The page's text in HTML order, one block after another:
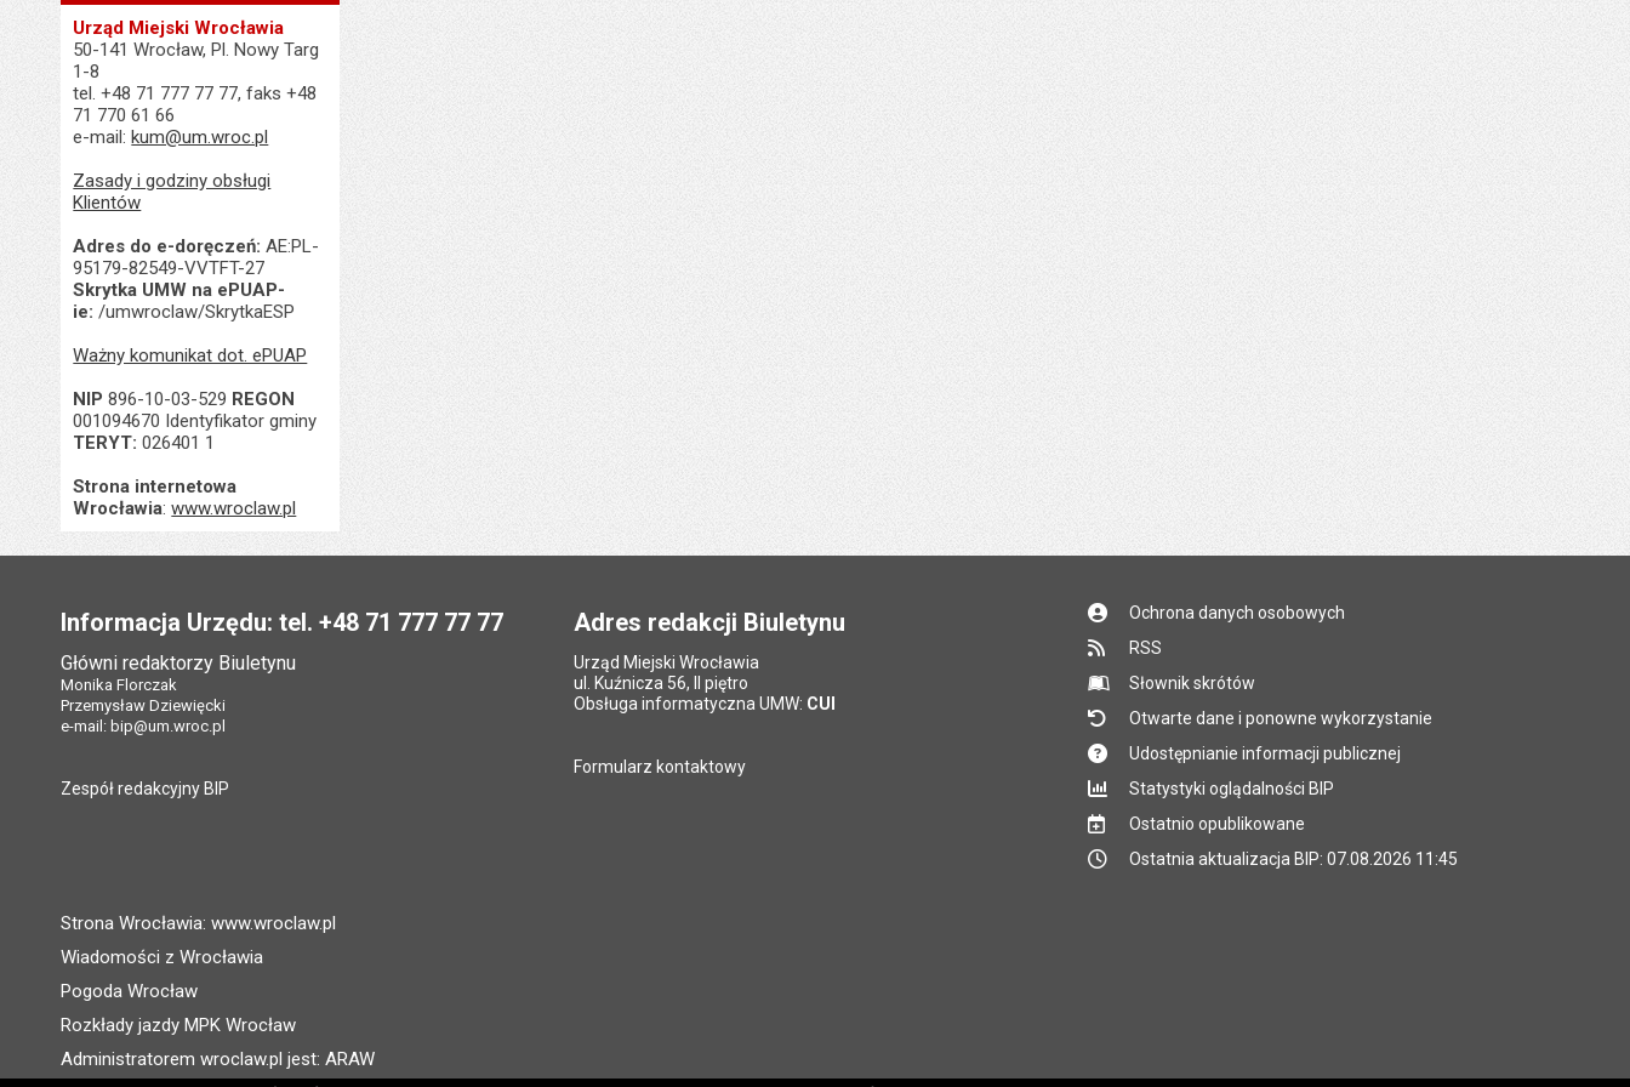
Urząd Miejski Wrocławia
50-141 Wrocław, Pl. Nowy Targ
1-8
tel. +48 71 777 77 77, faks +48
71 770 61 66
e-mail:kum@um.wroc.pl
Zasady i godziny obsługi
Klientów
Adres do e-doręczeń: AE:PL-
95179-82549-VVTFT-27
Skrytka UMW na ePUAP-
ie: /umwroclaw/SkrytkaESP
Ważny komunikat dot. ePUAP
NIP 896-10-03-529 REGON
001094670 Identyfikator gminy
TERYT: 026401 1
Strona internetowa
Wrocławia:www.wroclaw.pl
Informacja Urzędu: tel. +48 71 777 77 77
Główni redaktorzy Biuletynu
Monika Florczak
Przemysław Dziewięcki
e-mail: bip@um.wroc.pl
Zespół redakcyjny BIP
Adres redakcji Biuletynu
Urząd Miejski Wrocławia
ul. Kuźnicza 56, II piętro
Obsługa informatyczna UMW: CUI
Formularz kontaktowy
Ochrona danych osobowych
RSS
Słownik skrótów
Otwarte dane i ponowne wykorzystanie
Udostępnianie informacji publicznej
Statystyki oglądalności BIP
Ostatnio opublikowane
Ostatnia aktualizacja BIP: 07.08.2026 11:45
Strona Wrocławia: www.wroclaw.pl
Wiadomości z Wrocławia
Pogoda Wrocław
Rozkłady jazdy MPK Wrocław
Administratorem wroclaw.pl jest: ARAW